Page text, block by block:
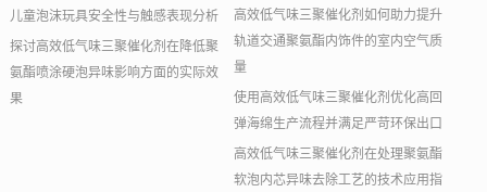
儿童泡沫玩具安全性与触感表现分析
探讨高效低气味三聚催化剂在降低聚
氨酯喷涂硬泡异味影响方面的实际效
果
高效低气味三聚催化剂如何助力提升
轨道交通聚氨酯内饰件的室内空气质
量
使用高效低气味三聚催化剂优化高回
弹海绵生产流程并满足严苛环保出口
高效低气味三聚催化剂在处理聚氨酯
软泡内芯异味去除工艺的技术应用指